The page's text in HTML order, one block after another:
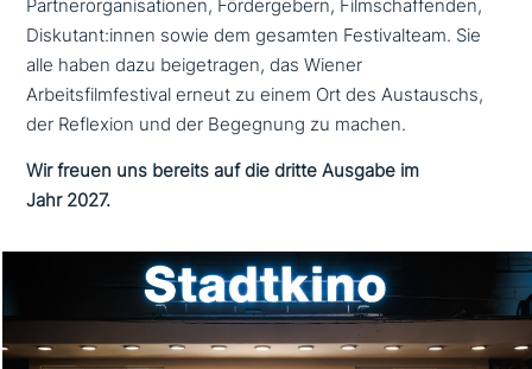
Partnerorganisationen, Fördergebern, Filmschaffenden,
Diskutant:innen sowie dem gesamten Festivalteam. Sie
alle haben dazu bei­getra­gen, das Wiener
Arbeitsfilmfestival erneut zu einem Ort des Austauschs,
der Reflexion und der Begegnung zu machen.
Wir freuen uns bereits auf die dritte Ausgabe im
Jahr 2027.